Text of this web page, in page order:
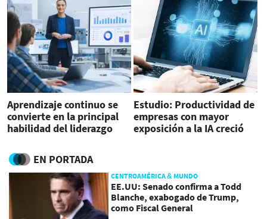
Aprendizaje continuo se
convierte en la principal
habilidad del liderazgo
Estudio: Productividad de
empresas con mayor
exposición a la IA creció
EN PORTADA
CENTROAMÉRICA & MUNDO
EE.UU: Senado confirma a Todd
Blanche, exabogado de Trump,
como Fiscal General